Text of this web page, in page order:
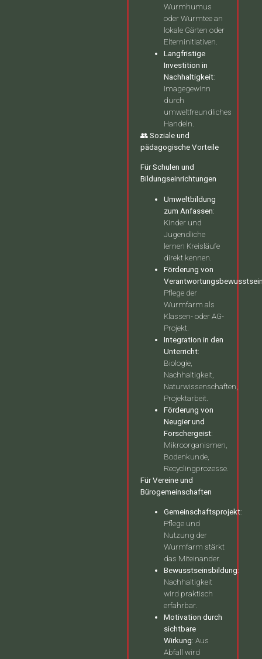
Wurmhumus
oder Wurmtee an
lokale Gärten oder
Elterninitiativen.
Langfristige
Investition in
Nachhaltigkeit:
Imagegewinn
durch
umweltfreundliches
Handeln.
👥 Soziale und
pädagogische Vorteile
Für Schulen und
Bildungseinrichtungen
Umweltbildung
zum Anfassen:
Kinder und
Jugendliche
lernen Kreisläufe
direkt kennen.
Förderung von
Pflege der
Wurmfarm als
Klassen- oder AG-
Projekt.
Integration in den
Unterricht:
Biologie,
Nachhaltigkeit,
Naturwissenschaften,
Projektarbeit.
Förderung von
Neugier und
Forschergeist:
Mikroorganismen,
Bodenkunde,
Recyclingprozesse.
Für Vereine und
Bürogemeinschaften
Gemeinschaftsprojekt:
Pflege und
Nutzung der
Wurmfarm stärkt
das Miteinander.
Bewusstseinsbildung:
Nachhaltigkeit
wird praktisch
erfahrbar.
Motivation durch
sichtbare
Wirkung: Aus
Abfall wird